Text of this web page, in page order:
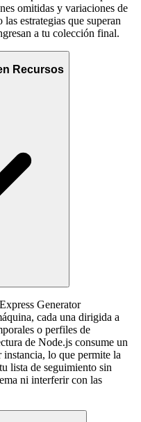
omitidas y variaciones de
estrategias que superan
a tu colección final.
Recursos
Generator
cada una dirigida a
o perfiles de
de Node.js consume un
lo que permite la
lista de seguimiento sin
ni interferir con las